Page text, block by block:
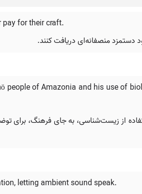
pay for their craft.
دستمزد منصفانه‌ای دریافت کنند.
of Amazonia and his use of
از زیست‌شناسی، به جای فرهنگ، برای
letting ambient sound speak.